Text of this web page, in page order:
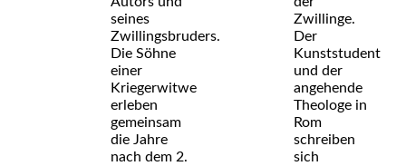
seines
Zwillingsbruders.
Die Söhne
einer
Kriegerwitwe
erleben
gemeinsam
die Jahre
nach dem 2.
Zwillinge.
Der
Kunststudent
und der
angehende
Theologe in
Rom
schreiben
sich